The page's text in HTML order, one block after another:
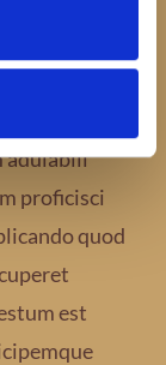
adulabili
proficisci
quod
est